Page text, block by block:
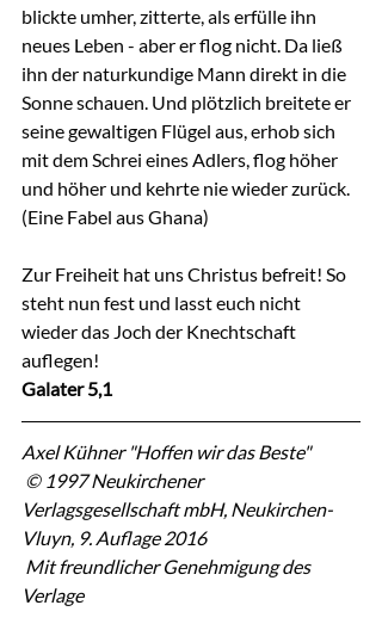
blickte umher, zitterte, als erfülle ihn
neues Leben - aber er flog nicht. Da ließ
ihn der naturkundige Mann direkt in die
Sonne schauen. Und plötzlich breitete er
seine gewaltigen Flügel aus, erhob sich
mit dem Schrei eines Adlers, flog höher
und höher und kehrte nie wieder zurück.
(Eine Fabel aus Ghana)
Zur Freiheit hat uns Christus befreit! So
steht nun fest und lasst euch nicht
wieder das Joch der Knechtschaft
auflegen!
Galater 5,1
Axel Kühner "Hoffen wir das Beste"
Verlagsgesellschaft mbH, Neukirchen-
Vluyn, 9. Auflage 2016
Verlage